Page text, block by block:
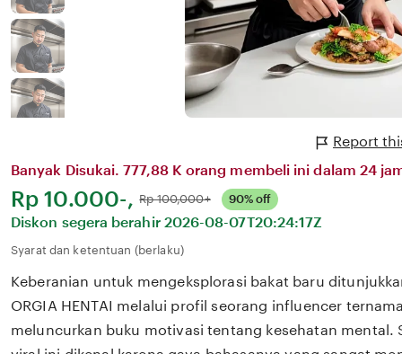
Report
Banyak Disukai. 777,88 K orang membeli ini dalam 24
Harga:
Rp 10.000-, Normal:
Rp 100,000+ 90% off
Diskon segera berahir 2026-08-07T20:24:17Z
Syarat dan ketentuan (berlaku)
Keberanian untuk mengeksplorasi bakat baru
ORGIA HENTAI melalui profil seorang influencer
meluncurkan buku motivasi tentang kesehatan mental.